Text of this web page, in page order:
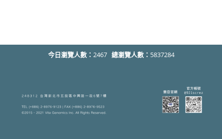
今日瀏覽人數： 2467 總瀏覽人數： 5837284